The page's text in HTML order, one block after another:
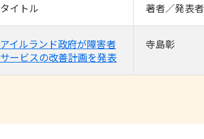
タイトル 著者／発表者
アイルランド政府が障害者
サービスの改善計画を発表
寺島彰